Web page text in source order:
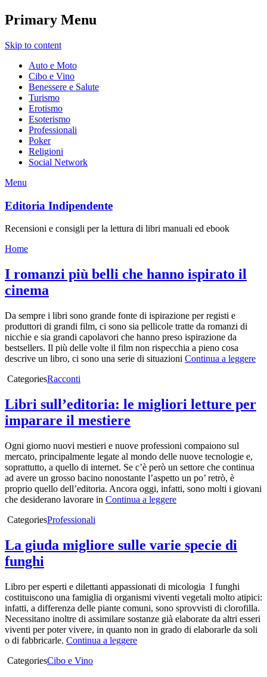
Primary Menu
Skip to content
Auto e Moto
Cibo e Vino
Benessere e Salute
Turismo
Erotismo
Esoterismo
Professionali
Poker
Religioni
Social Network
Menu
Editoria Indipendente
Recensioni e consigli per la lettura di libri manuali ed ebook
Home
I romanzi più belli che hanno ispirato il
cinema
Da sempre i libri sono grande fonte di ispirazione per registi e
produttori di grandi film, ci sono sia pellicole tratte da romanzi di
nicchie e sia grandi capolavori che hanno preso ispirazione da
bestsellers. Il più delle volte il film non rispecchia a pieno cosa
descrive un libro, ci sono una serie di situazioni Continua a leggere
CategoriesRacconti
Libri sull’editoria: le migliori letture per
imparare il mestiere
Ogni giorno nuovi mestieri e nuove professioni compaiono sul
mercato, principalmente legate al mondo delle nuove tecnologie e,
soprattutto, a quello di internet. Se c’è però un settore che continua
ad avere un grosso bacino nonostante l’aspetto un po’ retrò, è
proprio quello dell’editoria. Ancora oggi, infatti, sono molti i giovani
che desiderano lavorare in Continua a leggere
CategoriesProfessionali
La giuda migliore sulle varie specie di
funghi
Libro per esperti e dilettanti appassionati di micologia I funghi
costituiscono una famiglia di organismi viventi vegetali molto atipici:
infatti, a differenza delle piante comuni, sono sprovvisti di clorofilla.
Necessitano inoltre di assimilare sostanze già elaborate da altri esseri
viventi per poter vivere, in quanto non in grado di elaborarle da soli
o di fabbricarle. Continua a leggere
CategoriesCibo e Vino